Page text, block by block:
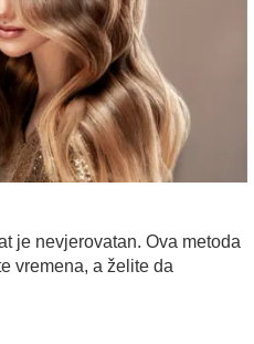
je nevjerovatan. Ova metoda
vremena, a želite da